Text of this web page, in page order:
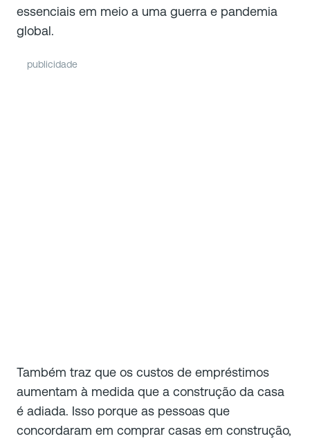
essenciais em meio a uma guerra e pandemia
global.
publicidade
Também traz que os custos de empréstimos
aumentam à medida que a construção da casa
é adiada. Isso porque as pessoas que
concordaram em comprar casas em construção,